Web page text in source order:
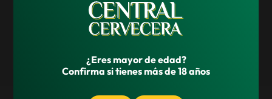
¿Eres mayor de edad?
Confirma si tienes más de 18 años